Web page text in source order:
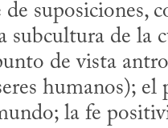
suposiciones,
subcultura de la
de vista
humanos);
la fe